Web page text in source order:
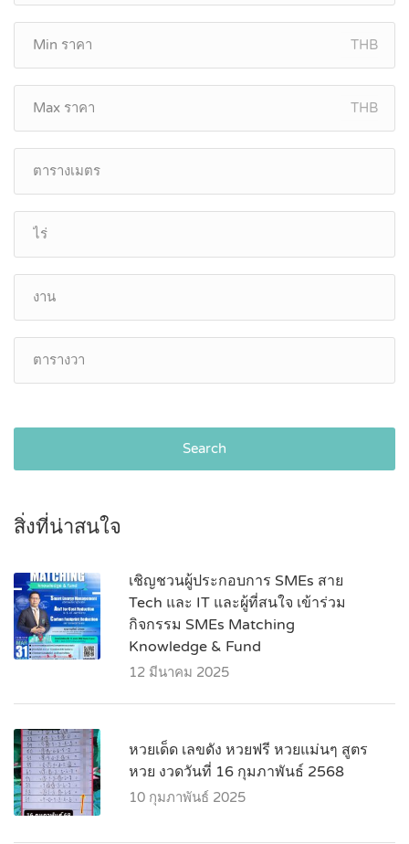
THB
THB
Search
สิ่งที่น่าสนใจ
เชิญชวนผู้ประกอบการ SMEs สาย
Tech และ IT และผู้ที่สนใจ เข้าร่วม
กิจกรรม SMEs Matching
Knowledge & Fund
12 มีนาคม 2025
หวยเด็ด เลขดัง หวยฟรี หวยแม่นๆ สูตร
หวย งวดวันที่ 16 กุมภาพันธ์ 2568
10 กุมภาพันธ์ 2025